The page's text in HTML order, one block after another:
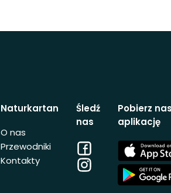
Naturkartan
O nas
Przewodniki
Kontakty
Śledź
nas
Facebook
Instagram
Pobierz
aplikację
App
Store
App
Store